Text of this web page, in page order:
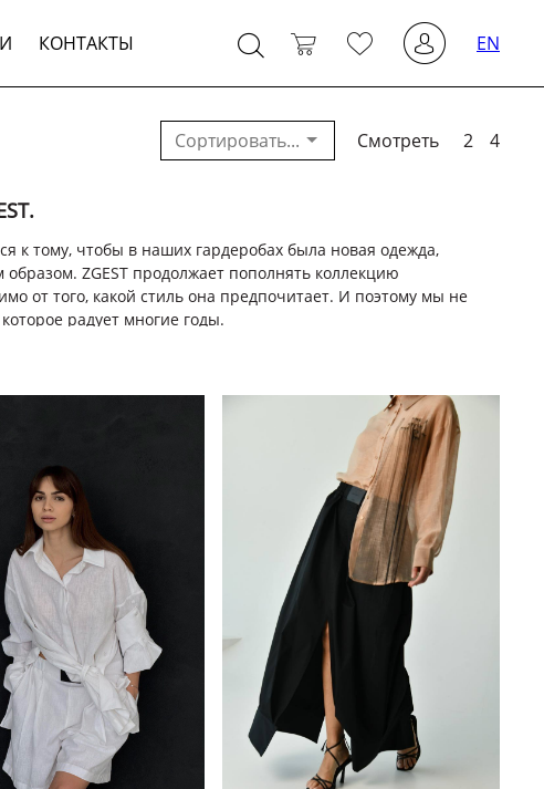
КОНТАКТЫ EN
Смотреть 2 4
к тому, чтобы в наших гардеробах была новая одежда,
ZGEST продолжает пополнять коллекцию
от того, какой стиль она предпочитает. И поэтому мы не
радует многие годы.
для дам всех возрастов, которые можно носить по любому
которые универсальны и многофункциональны.
вечернюю, офисную одежду, вы обязательно найдете в
являются устойчивыми и способствуют этическому
которые наносят вред нашей окружающей среде и
комфортно и уверенно, и, в которых, благодаря ZGEST
доступна в интернете. В нашем интернет-магазине вы
создать элегантные и стильные вещи, которые подойдут
дизайнерским вещам через наш интернет-магазин делает